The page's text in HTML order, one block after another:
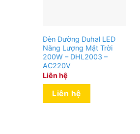
Đèn Đường Duhal LED
Năng Lượng Mặt Trời
200W – DHL2003 –
AC220V
Liên hệ
Liên hệ